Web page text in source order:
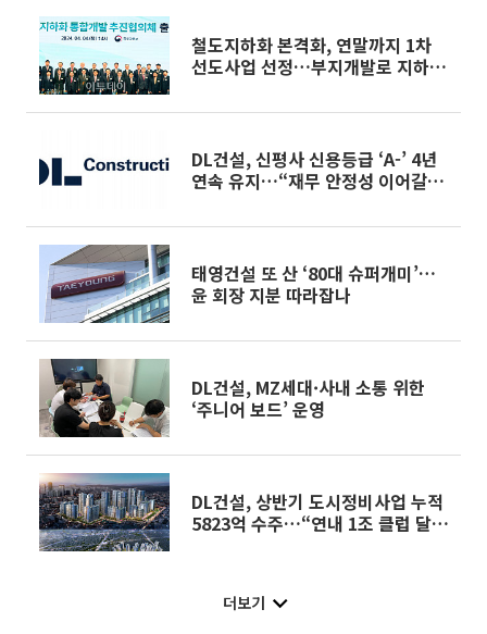
철도지하화 본격화, 연말까지 1차
선도사업 선정…부지개발로 지하화
DL건설, 신평사 신용등급 ‘A-’ 4년
연속 유지…“재무 안정성 이어갈
태영건설 또 산 ‘80대 슈퍼개미’…
윤 회장 지분 따라잡나
DL건설, MZ세대·사내 소통 위한
‘주니어 보드’ 운영
DL건설, 상반기 도시정비사업 누적
5823억 수주…“연내 1조 클럽 달성
더보기